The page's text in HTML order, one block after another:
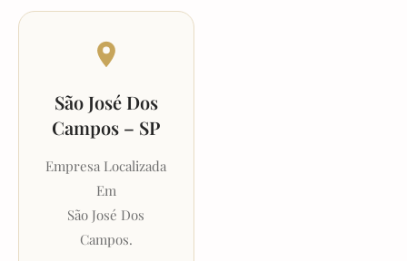
São José Dos
Campos – SP
Empresa Localizada
Em
São José Dos
Campos.